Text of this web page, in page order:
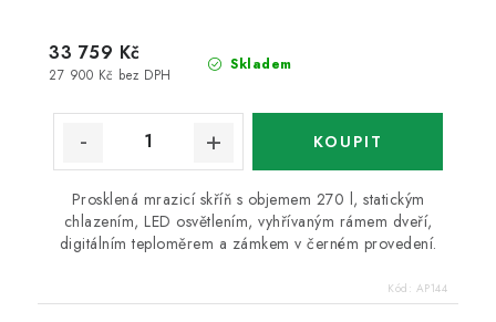
Skladem
27 900 Kč bez DPH
33 759 Kč
Prosklená mrazicí skříň s objemem 270 l, statickým
chlazením, LED osvětlením, vyhřívaným rámem dveří,
digitálním teploměrem a zámkem v černém provedení.
Kód: AP144